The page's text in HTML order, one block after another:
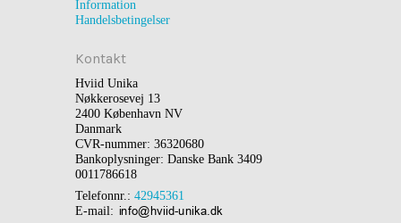
Information
Handelsbetingelser
Kontakt
Hviid Unika
Nøkkerosevej 13
2400 København NV
Danmark
CVR-nummer: 36320680
Bankoplysninger: Danske Bank 3409
0011786618
Telefonnr.: 42945361
E-mail: